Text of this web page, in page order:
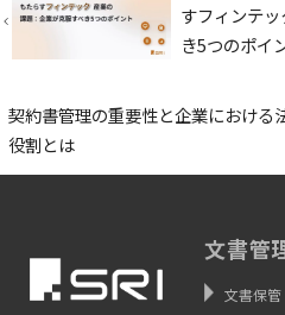
すフィンテ
き5つのポイ
契約書管理の重要性と企業における
役割とは
文書管
文書保管